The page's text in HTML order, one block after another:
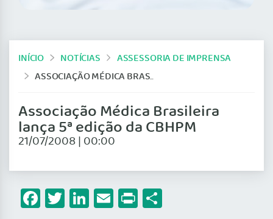
INÍCIO NOTÍCIAS
ASSESSORIA DE IMPRENSA
ASSOCIAÇÃO MÉDICA BRASILEIRA LANÇA 5ª EDIÇÃO DA CBHPM
Associação Médica Brasileira
lança 5ª edição da CBHPM
21/07/2008 | 00:00
Facebook
Twitter
LinkedIn
Email
Print